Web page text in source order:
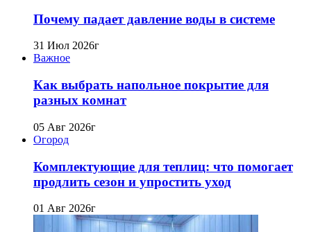
Почему падает давление воды в системе
31 Июл 2026г
Важное
Как выбрать напольное покрытие для
разных комнат
05 Авг 2026г
Огород
Комплектующие для теплиц: что помогает
продлить сезон и упростить уход
01 Авг 2026г